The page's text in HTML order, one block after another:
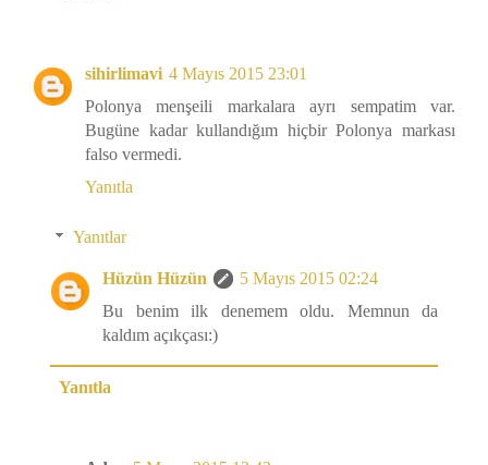
sihirlimavi 4 Mayıs 2015 23:01
Polonya menşeili markalara ayrı sempatim var.
Bugüne kadar kullandığım hiçbir Polonya markası
falso vermedi.
Yanıtla
Yanıtlar
Hüzün Hüzün
5 Mayıs 2015 02:24
Bu benim ilk denemem oldu. Memnun da
kaldım açıkçası:)
Yanıtla